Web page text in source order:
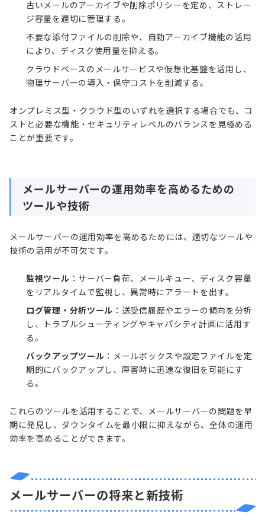
古いメールのアーカイブや削除ポリシーを定め、ストレー
ジ容量を適切に管理する。
不要な添付ファイルの削除や、自動アーカイブ機能の活用
により、ディスク使用量を抑える。
クラウドベースのメールサービスや仮想化基盤を活用し、
物理サーバーの導入・保守コストを削減する。
オンプレミス型・クラウド型のいずれを選択する場合でも、コ
ストと必要な機能・セキュリティレベルのバランスを見極める
ことが重要です。
メールサーバーの運用効率を高めるための
ツールや技術
メールサーバーの運用効率を高めるためには、適切なツールや
技術の活用が不可欠です。
監視ツール ：サーバー負荷、メールキュー、ディスク容量
をリアルタイムで監視し、異常時にアラートを出す。
ログ管理・分析ツール ：送受信履歴やエラーの傾向を分析
し、トラブルシューティングやキャパシティ計画に活用す
る。
バックアップツール ：メールボックスや設定ファイルを定
期的にバックアップし、障害時に迅速な復旧を可能にす
る。
これらのツールを活用することで、メールサーバーの問題を早
期に発見し、ダウンタイムを最小限に抑えながら、全体の運用
効率を高めることができます。
メールサーバーの将来と新技術